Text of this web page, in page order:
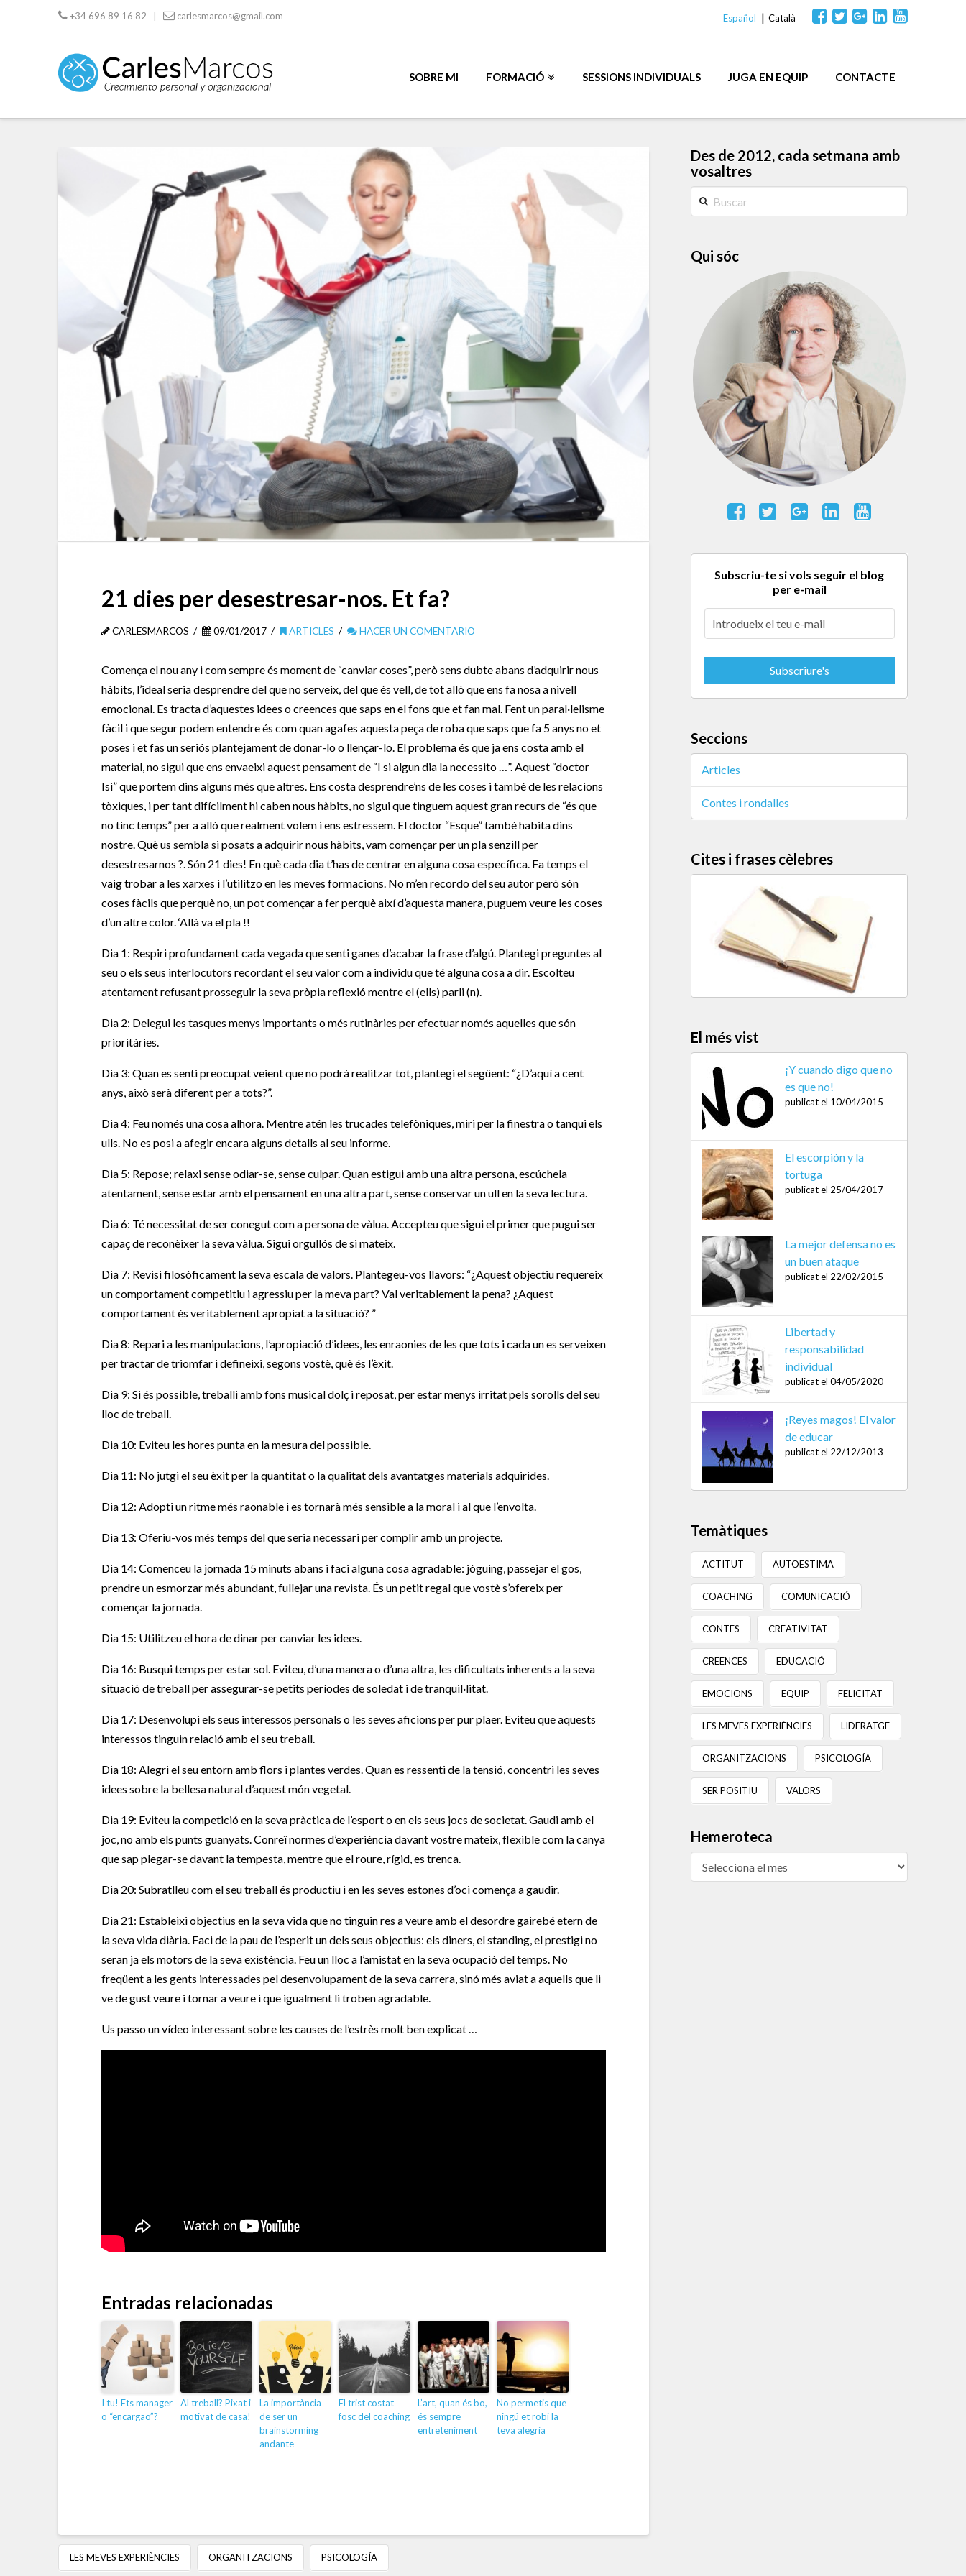
+34 696 89 16 82 | carlesmarcos@gmail.com Español Català
SOBRE MI FORMACIÓ SESSIONS INDIVIDUALS JUGA EN EQUIP CONTACTE
21 dies per desestresar-nos. Et fa?
CARLESMARCOS 09/01/2017 ARTICLES HACER UN COMENTARIO
Comença el nou any i com sempre és moment de “canviar coses”, però sens dubte abans d’adquirir nous
hàbits, l’ideal seria desprendre del que no serveix, del que és vell, de tot allò que ens fa nosa a nivell
emocional. Es tracta d’aquestes idees o creences que saps en el fons que et fan mal. Fent un paral·lelisme
fàcil i que segur podem entendre és com quan agafes aquesta peça de roba que saps que fa 5 anys no et
poses i et fas un seriós plantejament de donar-lo o llençar-lo. El problema és que ja ens costa amb el
material, no sigui que ens envaeixi aquest pensament de “I si algun dia la necessito …”. Aquest “doctor
Isi” que portem dins alguns més que altres. Ens costa desprendre’ns de les coses i també de les relacions
tòxiques, i per tant difícilment hi caben nous hàbits, no sigui que tinguem aquest gran recurs de “és que
no tinc temps” per a allò que realment volem i ens estressem. El doctor “Esque” també habita dins
nostre. Què us sembla si posats a adquirir nous hàbits, vam començar per un pla senzill per
desestresarnos ?. Són 21 dies! En què cada dia t’has de centrar en alguna cosa específica. Fa temps el
vaig trobar a les xarxes i l’utilitzo en les meves formacions. No m’en recordo del seu autor però són
coses fàcils que perquè no, un pot començar a fer perquè així d’aquesta manera, puguem veure les coses
d’un altre color. ‘Allà va el pla !!
Dia 1: Respiri profundament cada vegada que senti ganes d’acabar la frase d’algú. Plantegi preguntes al
seu o els seus interlocutors recordant el seu valor com a individu que té alguna cosa a dir. Escolteu
atentament refusant prosseguir la seva pròpia reflexió mentre el (ells) parli (n).
Dia 2: Delegui les tasques menys importants o més rutinàries per efectuar només aquelles que són
prioritàries.
Dia 3: Quan es senti preocupat veient que no podrà realitzar tot, plantegi el següent: “¿D’aquí a cent
anys, això serà diferent per a tots?”.
Dia 4: Feu només una cosa alhora. Mentre atén les trucades telefòniques, miri per la finestra o tanqui els
ulls. No es posi a afegir encara alguns detalls al seu informe.
Dia 5: Repose; relaxi sense odiar-se, sense culpar. Quan estigui amb una altra persona, escúchela
atentament, sense estar amb el pensament en una altra part, sense conservar un ull en la seva lectura.
Dia 6: Té necessitat de ser conegut com a persona de vàlua. Accepteu que sigui el primer que pugui ser
capaç de reconèixer la seva vàlua. Sigui orgullós de si mateix.
Dia 7: Revisi filosòficament la seva escala de valors. Plantegeu-vos llavors: “¿Aquest objectiu requereix
un comportament competitiu i agressiu per la meva part? Val veritablement la pena? ¿Aquest
comportament és veritablement apropiat a la situació? ”
Dia 8: Repari a les manipulacions, l’apropiació d’idees, les enraonies de les que tots i cada un es serveixen
per tractar de triomfar i defineixi, segons vostè, què és l’èxit.
Dia 9: Si és possible, treballi amb fons musical dolç i reposat, per estar menys irritat pels sorolls del seu
lloc de treball.
Dia 10: Eviteu les hores punta en la mesura del possible.
Dia 11: No jutgi el seu èxit per la quantitat o la qualitat dels avantatges materials adquirides.
Dia 12: Adopti un ritme més raonable i es tornarà més sensible a la moral i al que l’envolta.
Dia 13: Oferiu-vos més temps del que seria necessari per complir amb un projecte.
Dia 14: Comenceu la jornada 15 minuts abans i faci alguna cosa agradable: jòguing, passejar el gos,
prendre un esmorzar més abundant, fullejar una revista. És un petit regal que vostè s’ofereix per
començar la jornada.
Dia 15: Utilitzeu el hora de dinar per canviar les idees.
Dia 16: Busqui temps per estar sol. Eviteu, d’una manera o d’una altra, les dificultats inherents a la seva
situació de treball per assegurar-se petits períodes de soledat i de tranquil·litat.
Dia 17: Desenvolupi els seus interessos personals o les seves aficions per pur plaer. Eviteu que aquests
interessos tinguin relació amb el seu treball.
Dia 18: Alegri el seu entorn amb flors i plantes verdes. Quan es ressenti de la tensió, concentri les seves
idees sobre la bellesa natural d’aquest món vegetal.
Dia 19: Eviteu la competició en la seva pràctica de l’esport o en els seus jocs de societat. Gaudi amb el
joc, no amb els punts guanyats. Conreï normes d’experiència davant vostre mateix, flexible com la canya
que sap plegar-se davant la tempesta, mentre que el roure, rígid, es trenca.
Dia 20: Subratlleu com el seu treball és productiu i en les seves estones d’oci comença a gaudir.
Dia 21: Estableixi objectius en la seva vida que no tinguin res a veure amb el desordre gairebé etern de
la seva vida diària. Faci de la pau de l’esperit un dels seus objectius: els diners, el standing, el prestigi no
seran ja els motors de la seva existència. Feu un lloc a l’amistat en la seva ocupació del temps. No
freqüent a les gents interessades pel desenvolupament de la seva carrera, sinó més aviat a aquells que li
ve de gust veure i tornar a veure i que igualment li troben agradable.
Us passo un vídeo interessant sobre les causes de l’estrès molt ben explicat …
Entradas relacionadas
I tu! Ets manager
o “encargao”?
Al treball? Pixat i
motivat de casa!
La importància
de ser un
brainstorming
andante
El trist costat
fosc del coaching
L’art, quan és bo,
és sempre
entreteniment
No permetis que
ningú et robi la
teva alegria
LES MEVES EXPERIÈNCIES ORGANITZACIONS PSICOLOGÍA
Des de 2012, cada setmana amb
vosaltres
Buscar
Qui sóc
Subscriu-te si vols seguir el blog
per e-mail
Seccions
Articles
Contes i rondalles
Cites i frases cèlebres
El més vist
¡Y cuando digo que no
es que no!
publicat el 10/04/2015
El escorpión y la
tortuga
publicat el 25/04/2017
La mejor defensa no es
un buen ataque
publicat el 22/02/2015
Libertad y
responsabilidad
individual
publicat el 04/05/2020
¡Reyes magos! El valor
de educar
publicat el 22/12/2013
Temàtiques
ACTITUT AUTOESTIMA
COACHING COMUNICACIÓ
CONTES CREATIVITAT
CREENCES EDUCACIÓ
EMOCIONS EQUIP FELICITAT
LES MEVES EXPERIÈNCIES LIDERATGE
ORGANITZACIONS PSICOLOGÍA
SER POSITIU VALORS
Hemeroteca
Hemeroteca